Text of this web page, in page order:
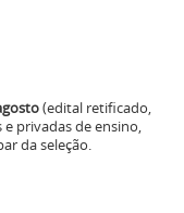
(edital retificado,
privadas de ensino,
da seleção.